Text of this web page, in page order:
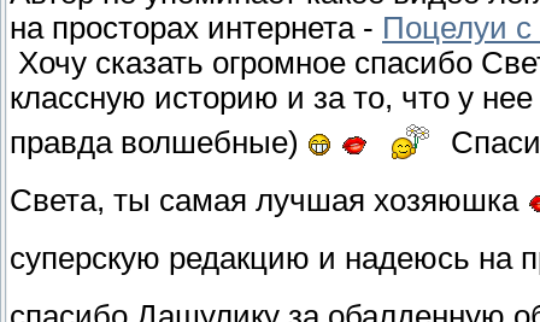
на просторах интернета - Поцелуи
Хочу сказать огромное спасибо
классную историю и за то, что у
правда волшебные)
Света, ты самая лучшая хозяюшка
суперскую редакцию и надеюсь на